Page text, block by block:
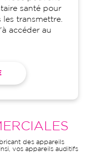
santé pour
transmettre.
accéder au
des appareils
vos appareils auditifs